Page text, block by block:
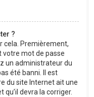
?
cela. Premièrement,
votre mot de passe
un administrateur du
été banni. Il est
du site Internet ait une
devra la corriger.